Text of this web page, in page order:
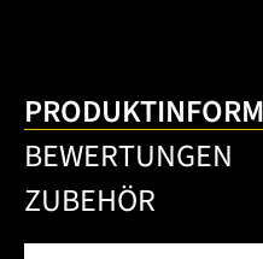
BEWERTUNGEN
ZUBEHÖR